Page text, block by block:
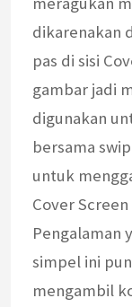
dikarenakan
pas di sisi
gambar jadi
digunakan
bersama
untuk
Cover
Pengalaman
simpel ini
mengambil